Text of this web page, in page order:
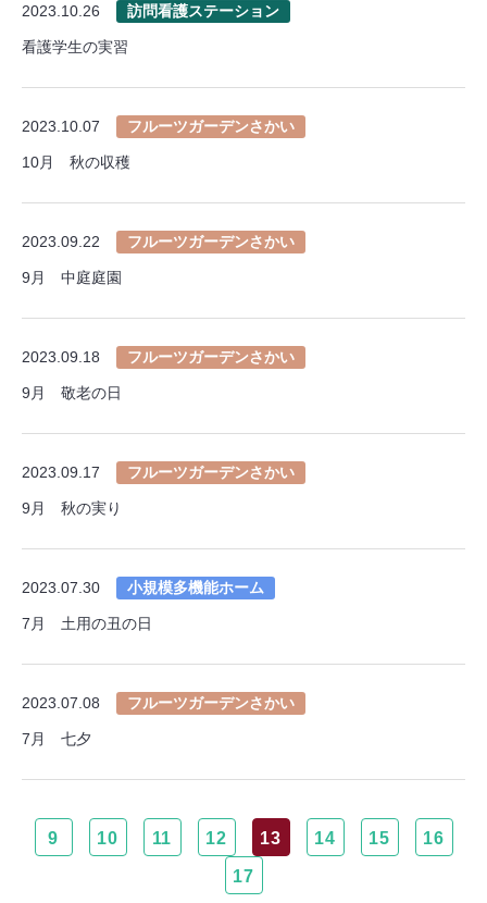
2023.10.26 訪問看護ステーション
看護学生の実習
2023.10.07 フルーツガーデンさかい
10月 秋の収穫
2023.09.22 フルーツガーデンさかい
9月 中庭庭園
2023.09.18 フルーツガーデンさかい
9月 敬老の日
2023.09.17 フルーツガーデンさかい
9月 秋の実り
2023.07.30 小規模多機能ホーム
7月 土用の丑の日
2023.07.08 フルーツガーデンさかい
7月 七夕
9 10 11 12 13 14 15 16
17